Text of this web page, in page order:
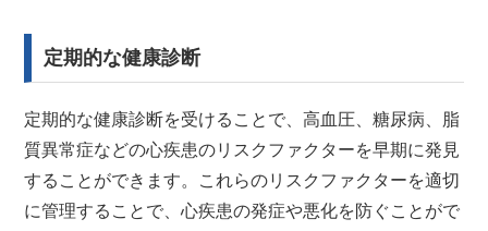
定期的な健康診断
定期的な健康診断を受けることで、高血圧、糖尿病、脂
質異常症などの心疾患のリスクファクターを早期に発見
することができます。これらのリスクファクターを適切
に管理することで、心疾患の発症や悪化を防ぐことがで